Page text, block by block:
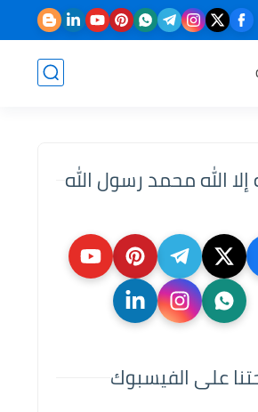
إلا الله محمد رسول الله
على الفيسبوك